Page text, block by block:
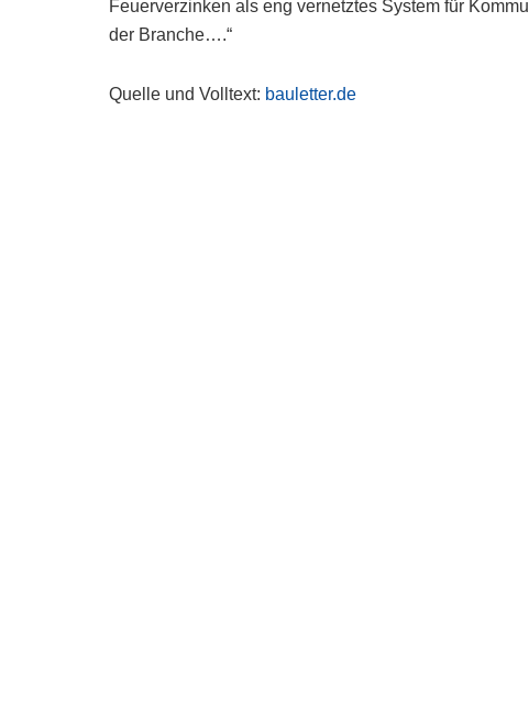
Feuerverzinken als eng vernetztes System für
der Branche….“
Quelle und Volltext: bauletter.de